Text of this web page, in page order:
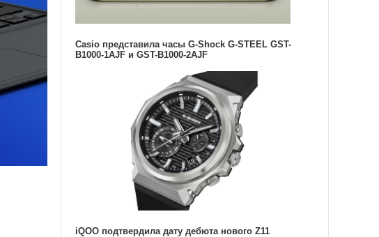
Casio представила часы G-Shock G-STEEL GST-
B1000-1AJF и GST-B1000-2AJF
iQOO подтвердила дату дебюта нового Z11